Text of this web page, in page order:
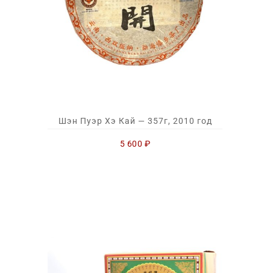
Шэн Пуэр Хэ Кай — 357г, 2010 год
5 600 ₽